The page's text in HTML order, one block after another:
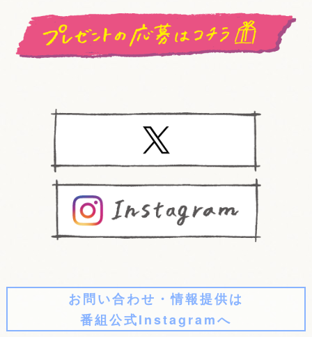
お問い合わせ・情報提供は
番組公式Instagramへ